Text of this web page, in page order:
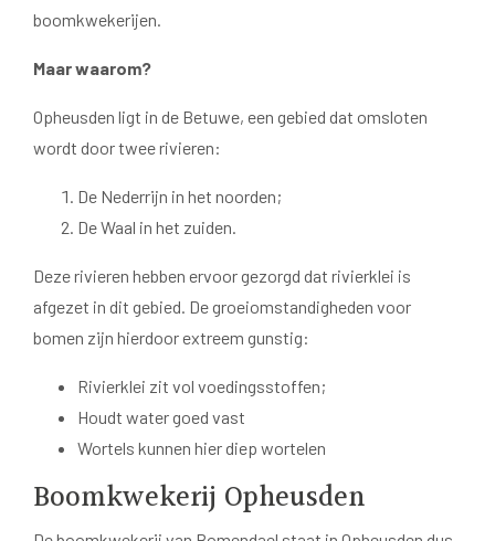
boomkwekerijen.
Maar waarom?
Opheusden ligt in de Betuwe, een gebied dat omsloten
wordt door twee rivieren:
De Nederrijn in het noorden;
De Waal in het zuiden.
Deze rivieren hebben ervoor gezorgd dat rivierklei is
afgezet in dit gebied. De groeiomstandigheden voor
bomen zijn hierdoor extreem gunstig:
Rivierklei zit vol voedingsstoffen;
Houdt water goed vast
Wortels kunnen hier diep wortelen
Boomkwekerij Opheusden